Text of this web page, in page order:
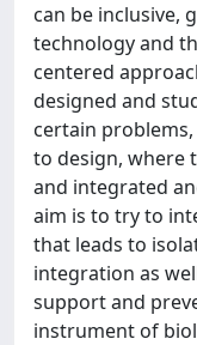
can be inclusive,
technology and
centered
designed and
certain
to design, where
and integrated
aim is to try to
that leads to
integration as
support and
instrument of